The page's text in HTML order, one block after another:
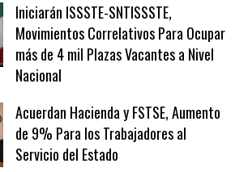
Iniciarán ISSSTE-SNTISSSTE,
Movimientos Correlativos Para Ocupar
más de 4 mil Plazas Vacantes a Nivel
Nacional
Acuerdan Hacienda y FSTSE, Aumento
de 9% Para los Trabajadores al
Servicio del Estado